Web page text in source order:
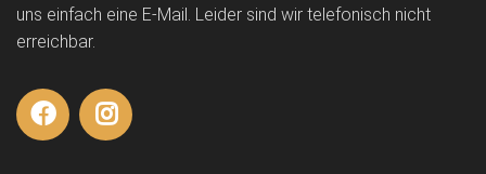
uns einfach eine E-Mail. Leider sind wir telefonisch nicht
erreichbar.